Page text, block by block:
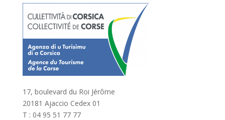
17, boulevard du Roi Jérôme
20181 Ajaccio Cedex 01
T : 04 95 51 77 77